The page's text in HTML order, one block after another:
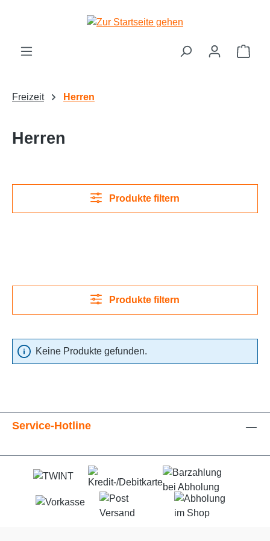
Zum Hauptinhalt springen
Freizeit Herren
Herren
Produkte filtern
Produkte filtern
Keine Produkte gefunden.
Service-Hotline